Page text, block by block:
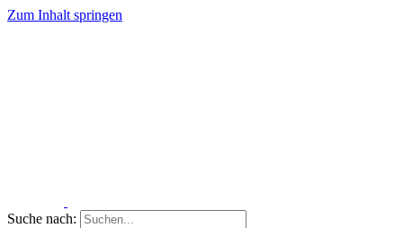
Zum Inhalt springen
Suche nach: